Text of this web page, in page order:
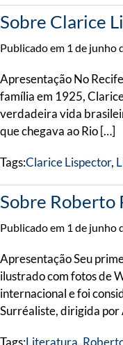
Sobre Clarice
Publicado em 1 de junho
Apresentação No
família em 1925,
verdadeira vida
que chegava ao Rio […]
Tags:Clarice Lispector,
Sobre Roberto
Publicado em 1 de junho
Apresentação Seu
ilustrado com fotos de
internacional e foi
Surréaliste, dirigida
Tags:Literatura,